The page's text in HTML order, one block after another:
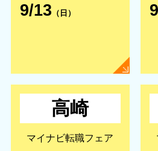
9/13 （日）
高崎
マイナビ転職フェア